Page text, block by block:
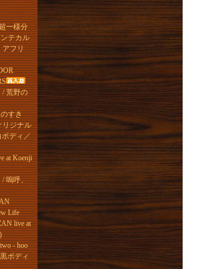
一様分
テカル
アフリ
/ 荒野の
すき
リジナル
ボディ／
at Koenji
/ 嗚呼、
Life
live at
- hoo
ボディ